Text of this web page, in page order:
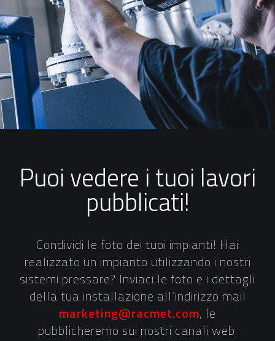
Puoi vedere i tuoi lavori
pubblicati!
Condividi le foto dei tuoi impianti! Hai
realizzato un impianto utilizzando i nostri
sistemi pressare? Inviaci le foto e i dettagli
della tua installazione all’indirizzo mail
marketing@racmet.com, le
pubblicheremo sui nostri canali web.